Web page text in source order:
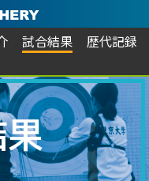
試合結果
歴代記録